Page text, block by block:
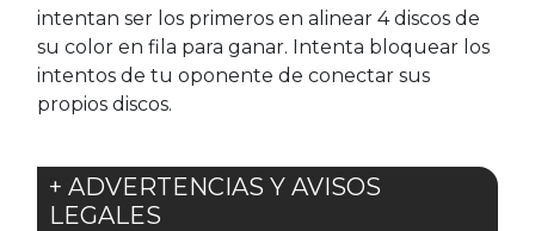
intentan ser los primeros en alinear 4 discos de
su color en fila para ganar. Intenta bloquear los
intentos de tu oponente de conectar sus
propios discos.
+ ADVERTENCIAS Y AVISOS
LEGALES